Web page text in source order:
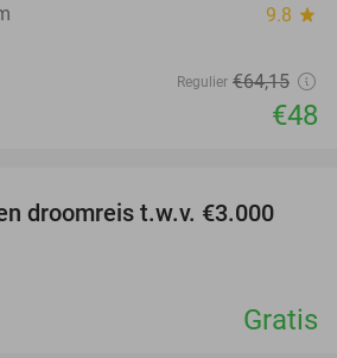
9.8 star
Regulier €64,15
€48
droomreis t.w.v. €3.000
Gratis